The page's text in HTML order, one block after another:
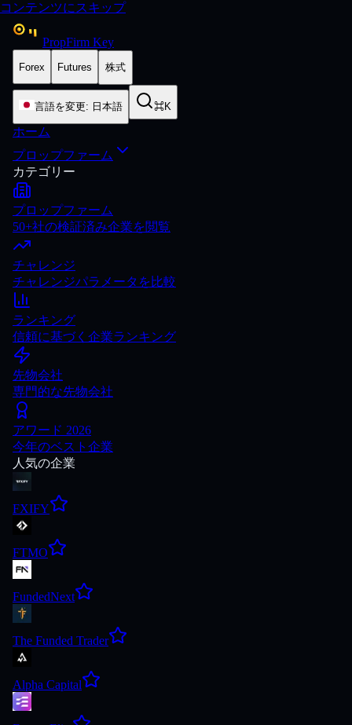
コンテンツにスキップ
PropFirm Key
Forex Futures 株式
言語を変更: 日本語 ⌘K
ホーム
プロップファーム
カテゴリー
プロップファーム
50+社の検証済み企業を閲覧
チャレンジ
チャレンジパラメータを比較
ランキング
信頼に基づく企業ランキング
先物会社
専門的な先物会社
アワード 2026
今年のベスト企業
人気の企業
FXIFY
FTMO
FundedNext
The Funded Trader
Alpha Capital